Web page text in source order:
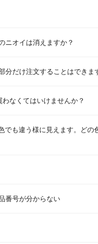
ニオイは消えますか？
分だけ注文することはできま
なくてはいけませんか？
でも違う様に見えます。どの
番号が分からない